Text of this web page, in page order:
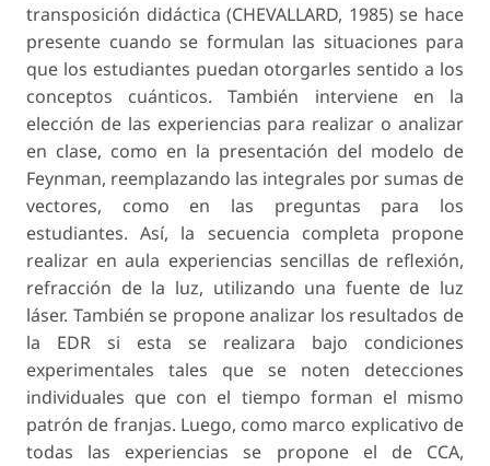
transposición didáctica (CHEVALLARD, 1985) se hace
presente cuando se formulan las situaciones para
que los estudiantes puedan otorgarles sentido a los
conceptos cuánticos. También interviene en la
elección de las experiencias para realizar o analizar
en clase, como en la presentación del modelo de
Feynman, reemplazando las integrales por sumas de
vectores, como en las preguntas para los
estudiantes. Así, la secuencia completa propone
realizar en aula experiencias sencillas de reflexión,
refracción de la luz, utilizando una fuente de luz
láser. También se propone analizar los resultados de
la EDR si esta se realizara bajo condiciones
experimentales tales que se noten detecciones
individuales que con el tiempo forman el mismo
patrón de franjas. Luego, como marco explicativo de
todas las experiencias se propone el de CCA,